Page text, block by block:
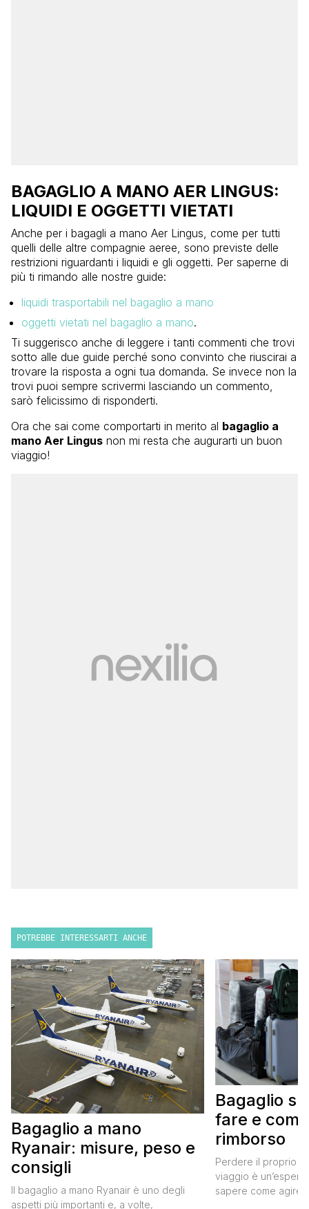
BAGAGLIO A MANO AER LINGUS:
LIQUIDI E OGGETTI VIETATI
Anche per i bagagli a mano Aer Lingus, come per tutti
quelli delle altre compagnie aeree, sono previste delle
restrizioni riguardanti i liquidi e gli oggetti. Per saperne di
più ti rimando alle nostre guide:
liquidi trasportabili nel bagaglio a mano
oggetti vietati nel bagaglio a mano.
Ti suggerisco anche di leggere i tanti commenti che trovi
sotto alle due guide perché sono convinto che riuscirai a
trovare la risposta a ogni tua domanda. Se invece non la
trovi puoi sempre scrivermi lasciando un commento,
sarò felicissimo di risponderti.
Ora che sai come comportarti in merito al bagaglio a
mano Aer Lingus non mi resta che augurarti un buon
viaggio!
POTREBBE INTERESSARTI ANCHE
Bagaglio a mano
Ryanair: misure, peso e
consigli
Il bagaglio a mano Ryanair è uno degli
aspetti più importanti e, a volte,
Bagaglio
fare e
rimborso
Perdere il proprio
viaggio è
sapere come agire